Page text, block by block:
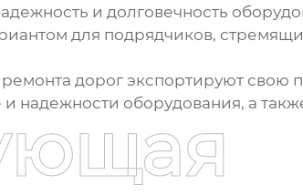
и долговечность
для подрядчиков,
дорог экспортируют свою
надежности оборудования, а